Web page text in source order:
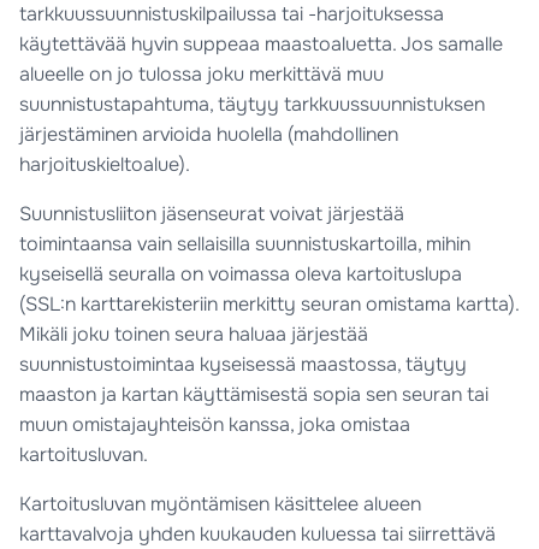
tarkkuussuunnistuskilpailussa tai -harjoituksessa
käytettävää hyvin suppeaa maastoaluetta. Jos samalle
alueelle on jo tulossa joku merkittävä muu
suunnistustapahtuma, täytyy tarkkuussuunnistuksen
järjestäminen arvioida huolella (mahdollinen
harjoituskieltoalue).
Suunnistusliiton jäsenseurat voivat järjestää
toimintaansa vain sellaisilla suunnistuskartoilla, mihin
kyseisellä seuralla on voimassa oleva kartoituslupa
(SSL:n karttarekisteriin merkitty seuran omistama kartta).
Mikäli joku toinen seura haluaa järjestää
suunnistustoimintaa kyseisessä maastossa, täytyy
maaston ja kartan käyttämisestä sopia sen seuran tai
muun omistajayhteisön kanssa, joka omistaa
kartoitusluvan.
Kartoitusluvan myöntämisen käsittelee alueen
karttavalvoja yhden kuukauden kuluessa tai siirrettävä